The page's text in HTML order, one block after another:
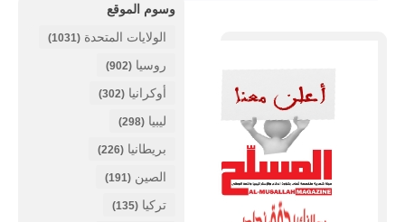
وسوم الموقع
الولايات المتحدة (1031)
روسيا (902)
أوكرانيا (302)
ليبيا (298)
بريطانيا (226)
الصين (191)
تركيا (135)